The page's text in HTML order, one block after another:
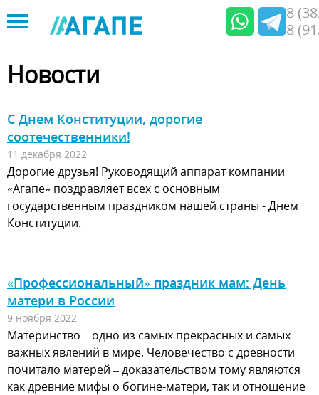
to
navigation
8
8
Новости
С Днем Конституции, дорогие
соотечественники!
11 декабря 2022
Дорогие друзья! Руководящий аппарат компании
«Агапе» поздравляет всех с основным
государственным праздником нашей страны - Днем
Конституции.
«Профессиональный» праздник мам: День
матери в России
9 ноября 2022
Материнство – одно из самых прекрасных и самых
важных явлений в мире. Человечество с древности
почитало матерей – доказательством тому являются
как древние мифы о богине-матери, так и отношение